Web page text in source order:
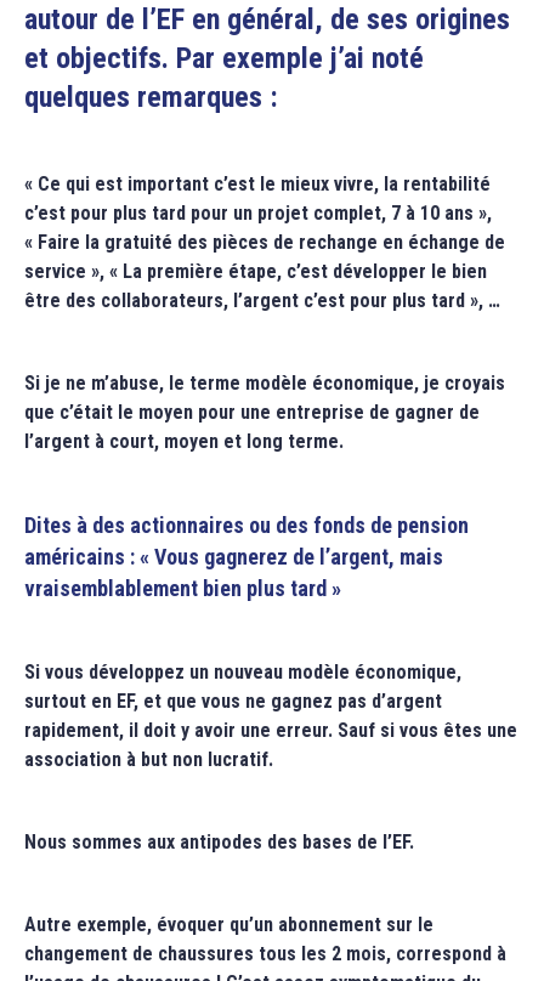
autour de l’EF en général, de ses origines
et objectifs. Par exemple j’ai noté
quelques remarques :
« Ce qui est important c’est le mieux vivre, la rentabilité
c’est pour plus tard pour un projet complet, 7 à 10 ans »,
« Faire la gratuité des pièces de rechange en échange de
service », « La première étape, c’est développer le bien
être des collaborateurs, l’argent c’est pour plus tard », …
Si je ne m’abuse, le terme modèle économique, je croyais
que c’était le moyen pour une entreprise de gagner de
l’argent à court, moyen et long terme.
Dites à des actionnaires ou des fonds de pension
américains : « Vous gagnerez de l’argent, mais
vraisemblablement bien plus tard »
Si vous développez un nouveau modèle économique,
surtout en EF, et que vous ne gagnez pas d’argent
rapidement, il doit y avoir une erreur. Sauf si vous êtes une
association à but non lucratif.
Nous sommes aux antipodes des bases de l’EF.
Autre exemple, évoquer qu’un abonnement sur le
changement de chaussures tous les 2 mois, correspond à